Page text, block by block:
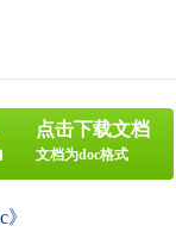
点击下载文档
文档为doc格式